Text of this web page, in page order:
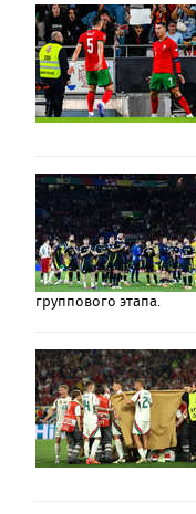
группового этапа.